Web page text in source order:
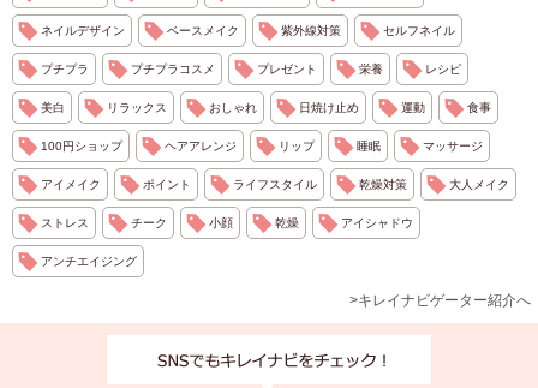
ネイルデザイン ベースメイク 紫外線対策 セルフネイル
プチプラ プチプラコスメ プレゼント 栄養 レシピ
美白 リラックス おしゃれ 日焼け止め 運動 食事
100円ショップ ヘアアレンジ リップ 睡眠 マッサージ
アイメイク ポイント ライフスタイル 乾燥対策 大人メイク
ストレス チーク 小顔 乾燥 アイシャドウ
アンチエイジング
>キレイナビゲーター紹介へ